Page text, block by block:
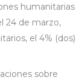
humanitarias
24 de marzo,
el 4% (dos)
sobre